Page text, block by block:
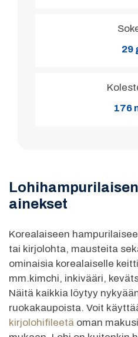
29
176
ainekset
Korealaiseen
tai kirjolohta, mausteita
ominaisia korealaiselle
mm.kimchi, inkivääri,
Näitä kaikkia löytyy
ruokakaupoista. Voit
kirjolohifileetä oman